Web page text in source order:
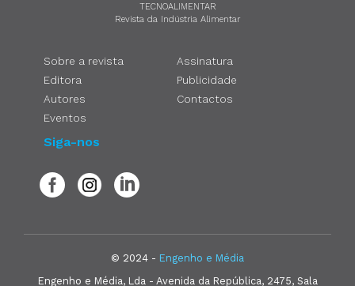
TECNOALIMENTAR
Revista da Indústria Alimentar
Sobre a revista
Editora
Autores
Eventos
Assinatura
Publicidade
Contactos
Siga-nos
© 2024 - Engenho e Média
Engenho e Média, Lda - Avenida da República, 2475, Sala